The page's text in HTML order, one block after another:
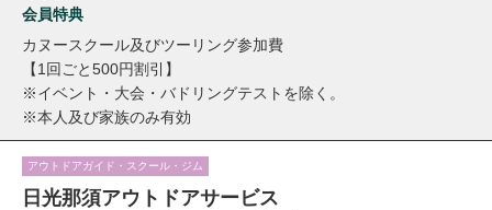
会員特典
カヌースクール及びツーリング参加費
【1回ごと500円割引】
※イベント・大会・バドリングテストを除く。
※本人及び家族のみ有効
アウトドアガイド・スクール・ジム
日光那須アウトドアサービス